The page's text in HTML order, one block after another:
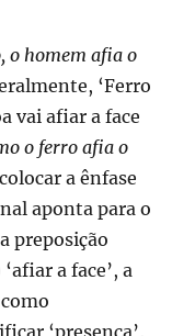
o homem afia o
‘Ferro
vai afiar a face
o ferro afia o
a ênfase
aponta para o
preposição
a face’, a